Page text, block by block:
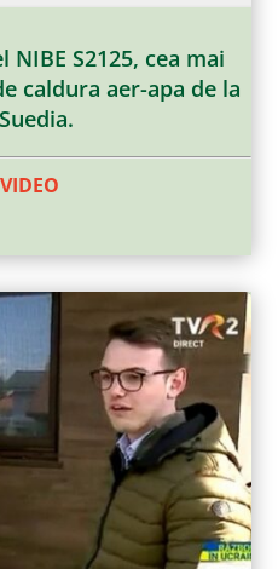
NIBE S2125, cea mai
caldura aer-apa de la